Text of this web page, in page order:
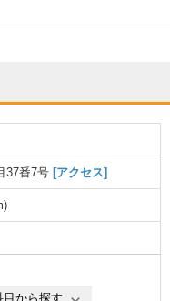
37番7号 [アクセス]
)
から探す